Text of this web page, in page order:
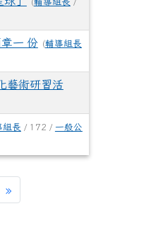
一 份 (輔導組長
藝術研習活
組長 / 172 / 一般公
»